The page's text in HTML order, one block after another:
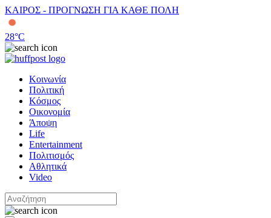
ΚΑΙΡΟΣ - ΠΡΟΓΝΩΣΗ ΓΙΑ ΚΑΘΕ ΠΟΛΗ
28°C
Κοινωνία
Πολιτική
Κόσμος
Οικονομία
Άποψη
Life
Entertainment
Πολιτισμός
Αθλητικά
Video